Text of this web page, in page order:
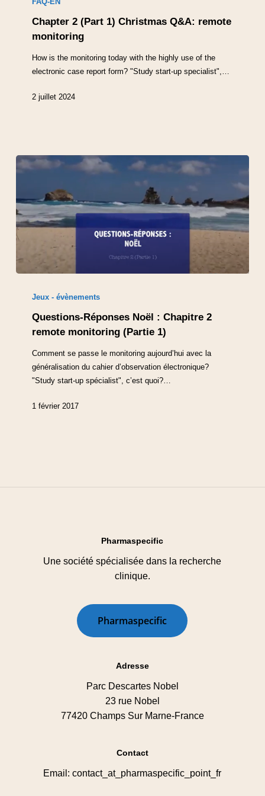
Chapter 2 (Part 1) Christmas Q&A: remote
monitoring
How is the monitoring today with the highly use of the
electronic case report form? "Study start-up specialist",…
2 juillet 2024
Jeux - évènements
Questions-Réponses Noël : Chapitre 2
remote monitoring (Partie 1)
Comment se passe le monitoring aujourd’hui avec la
généralisation du cahier d’observation électronique?
"Study start-up spécialist", c’est quoi?…
1 février 2017
Pharmaspecific
Une société spécialisée dans la recherche
clinique.
Pharmaspecific
Adresse
Parc Descartes Nobel
23 rue Nobel
77420 Champs Sur Marne-France
Contact
Email: contact_at_pharmaspecific_point_fr